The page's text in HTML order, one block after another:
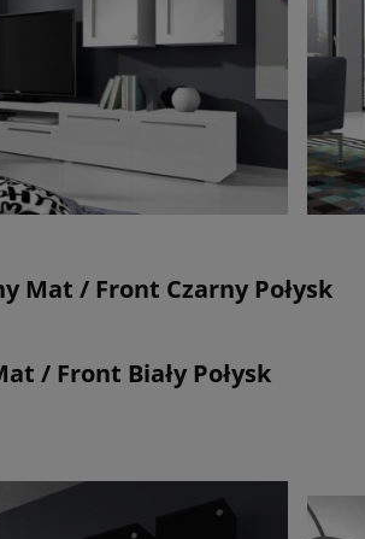
Mat / Front Czarny
Mat / Front Biały Połysk